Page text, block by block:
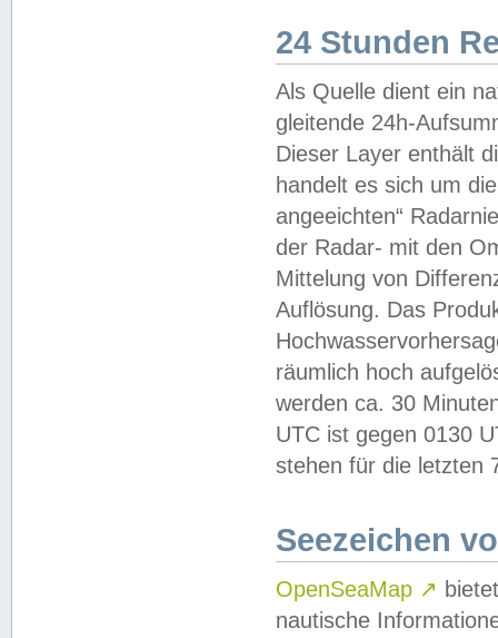
24 Stunden
Als Quelle dient ein
gleitende 24h-
Dieser Layer enthält
handelt es sich um
angeeichten“
der Radar- mit den
Mittelung von
Auflösung. Das
räumlich hoch
werden ca. 30
UTC ist gegen 0130
stehen für die letzten
Seezeichen
OpenSeaMap ↗
nautische